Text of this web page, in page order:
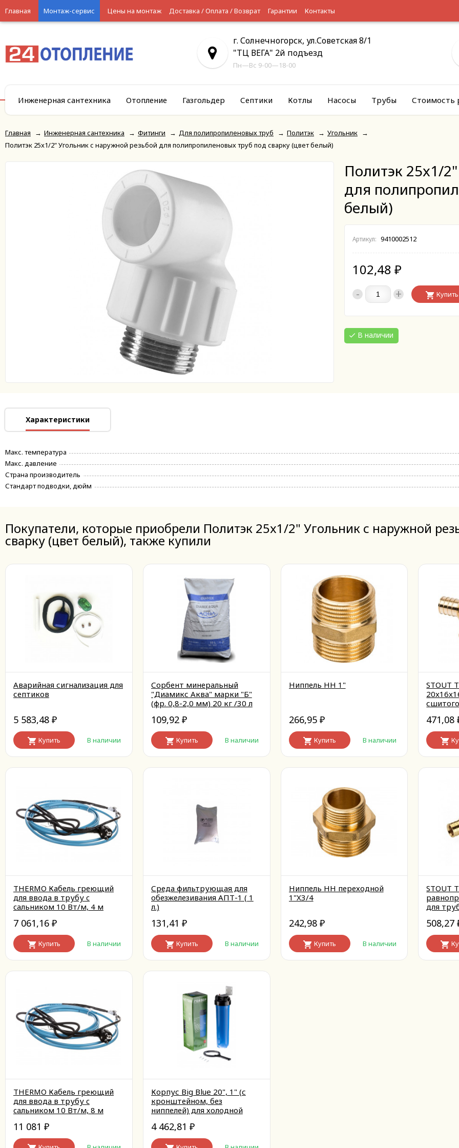
Главная Монтаж-сервис Цены на монтаж Доставка / Оплата / Возврат Гарантии Контакты
г. Солнечногорск, ул.Советская 8/1
"ТЦ ВЕГА" 2й подъезд
Пн—Вс 9-00—18-00
Инженерная сантехника Отопление Газгольдер Септики Котлы Насосы Трубы Стоимость
Главная → Инженерная сантехника → Фитинги → Для полипропиленовых труб → Политэк → Угольник →
Политэк 25x1/2" Угольник с наружной резьбой для полипропиленовых труб под сварку (цвет белый)
Политэк 25x1/
для
белый)
Артикул: 9410002512
102,48 ₽
- + Купить
В наличии
Характеристики
Макс. температура
Макс. давление
Страна производитель
Стандарт подводки, дюйм
Покупатели, которые приобрели Политэк 25x1/2" Угольник с наружной
сварку (цвет белый), также купили
Аварийная сигнализация для
септиков
5 583,48 ₽
Купить В наличии
Сорбент минеральный
"Диамикс Аква" марки "Б"
(фр. 0,8-2,0 мм) 20 кг /30 л
109,92 ₽
Купить В наличии
Ниппель НН 1"
266,95 ₽
Купить В наличии
STOUT
471,08
THERMO Кабель греющий
для ввода в трубу c
cальником 10 Вт/м, 4 м
7 061,16 ₽
Купить В наличии
Среда фильтрующая для
обезжелезивания АПТ-1 ( 1
л.)
131,41 ₽
Купить В наличии
Ниппель НН переходной
1"X3/4
242,98 ₽
Купить В наличии
STOUT
для
508,27
THERMO Кабель греющий
для ввода в трубу c
cальником 10 Вт/м, 8 м
11 081 ₽
Корпус Big Blue 20", 1" (с
кронштейном, без
ниппелей) для холодной
4 462,81 ₽